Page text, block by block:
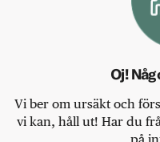
Oj!
Vi ber om ursäkt och
vi kan, håll ut! Har du